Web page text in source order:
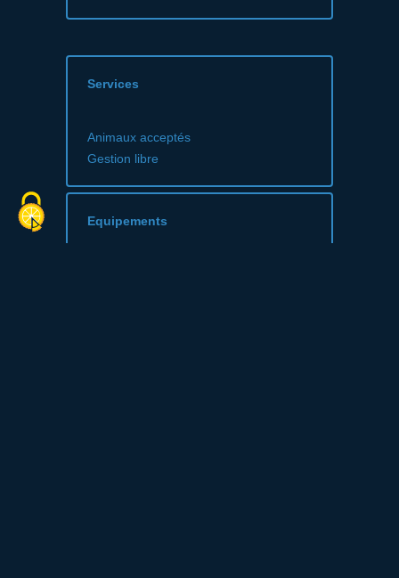
Services
Animaux acceptés
Gestion libre
Equipements